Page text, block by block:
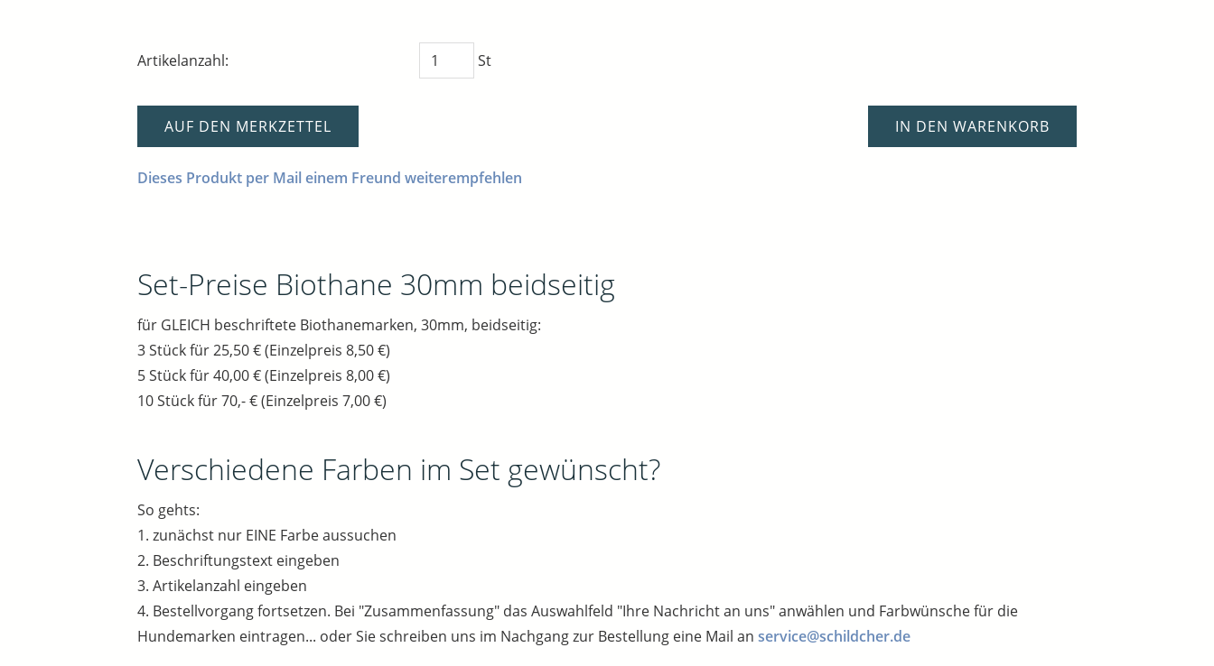
Artikelanzahl: St
IN DEN WARENKORB
AUF DEN MERKZETTEL
Dieses Produkt per Mail einem Freund weiterempfehlen
Set-Preise Biothane 30mm beidseitig
für GLEICH beschriftete Biothanemarken, 30mm, beidseitig:
3 Stück für 25,50 € (Einzelpreis 8,50 €)
5 Stück für 40,00 € (Einzelpreis 8,00 €)
10 Stück für 70,- € (Einzelpreis 7,00 €)
Verschiedene Farben im Set gewünscht?
So gehts:
1. zunächst nur EINE Farbe aussuchen
2. Beschriftungstext eingeben
3. Artikelanzahl eingeben
4. Bestellvorgang fortsetzen. Bei "Zusammenfassung" das Auswahlfeld "Ihre Nachricht an uns" anwählen und Farbwünsche für die
Hundemarken eintragen... oder Sie schreiben uns im Nachgang zur Bestellung eine Mail an service@schildcher.de